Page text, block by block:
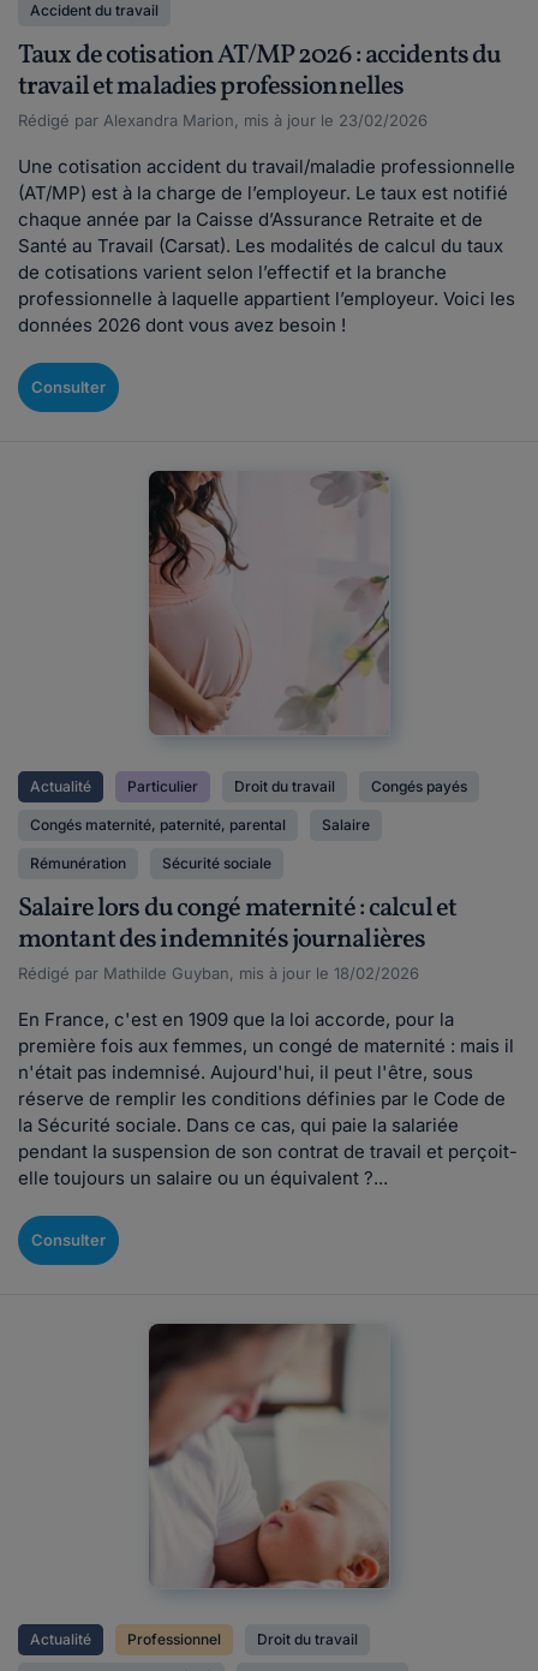
Accident du travail
Taux de cotisation AT/MP 2026 : accidents du
travail et maladies professionnelles
Rédigé par Alexandra Marion, mis à jour le 23/02/2026
Une cotisation accident du travail/maladie professionnelle
(AT/MP) est à la charge de l’employeur. Le taux est notifié
chaque année par la Caisse d’Assurance Retraite et de
Santé au Travail (Carsat). Les modalités de calcul du taux
de cotisations varient selon l’effectif et la branche
professionnelle à laquelle appartient l’employeur. Voici les
données 2026 dont vous avez besoin !
Consulter
Actualité Particulier Droit du travail Congés payés
Congés maternité, paternité, parental Salaire
Rémunération Sécurité sociale
Salaire lors du congé maternité : calcul et
montant des indemnités journalières
Rédigé par Mathilde Guyban, mis à jour le 18/02/2026
En France, c'est en 1909 que la loi accorde, pour la
première fois aux femmes, un congé de maternité : mais il
n'était pas indemnisé. Aujourd'hui, il peut l'être, sous
réserve de remplir les conditions définies par le Code de
la Sécurité sociale. Dans ce cas, qui paie la salariée
pendant la suspension de son contrat de travail et perçoit-
elle toujours un salaire ou un équivalent ?...
Consulter
Actualité Professionnel Droit du travail